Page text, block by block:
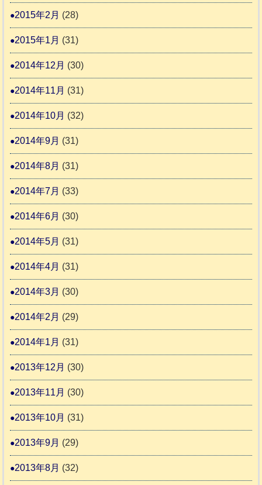
2015年2月 (28)
2015年1月 (31)
2014年12月 (30)
2014年11月 (31)
2014年10月 (32)
2014年9月 (31)
2014年8月 (31)
2014年7月 (33)
2014年6月 (30)
2014年5月 (31)
2014年4月 (31)
2014年3月 (30)
2014年2月 (29)
2014年1月 (31)
2013年12月 (30)
2013年11月 (30)
2013年10月 (31)
2013年9月 (29)
2013年8月 (32)